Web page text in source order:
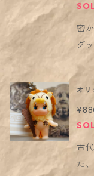
古
ア
ど
話
「
店
ど。 デザイン：古代オリエント博
4年
ざ
書作
た
アイテム
ついて： 先の硬
な
の
道
い
い
人
あ
密
グ
ヒ
入
ファ
が入る
と
す
ま
オ
古
た